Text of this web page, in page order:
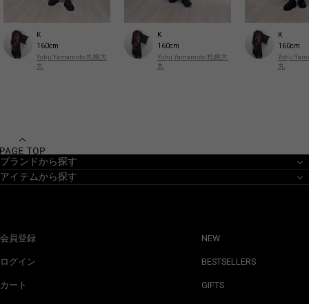
K
160cm
Yohji Yamamoto 札幌大
丸
K
160cm
Yohji Yamamoto 札幌大
丸
K
160cm
Yohji
丸
ブランドから探す
アイテムから探す
会員登録
ログイン
カート
NEW
BESTSELLERS
GIFTS